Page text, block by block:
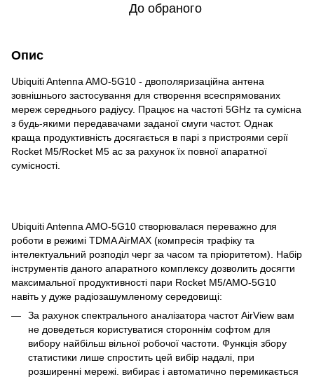
До обраного
Опис
Ubiquiti Antenna AMO-5G10 - двополяризаційна антена
зовнішнього застосування для створення всеспрямованих
мереж середнього радіусу. Працює на частоті 5GHz та сумісна
з будь-якими передавачами заданої смуги частот. Однак
краща продуктивність досягається в парі з пристроями серії
Rocket M5/Rocket M5 ac за рахунок їх повної апаратної
сумісності.
Ubiquiti Antenna AMO-5G10 створювалася переважно для
роботи в режимі TDMA AirMAX (компресія трафіку та
інтелектуальний розподіл черг за часом та пріоритетом). Набір
інструментів даного апаратного комплексу дозволить досягти
максимальної продуктивності пари Rocket M5/AMO-5G10
навіть у дуже радіозашумленому середовищі:
За рахунок спектрального аналізатора частот AirView вам
не доведеться користуватися стороннім софтом для
вибору найбільш вільної робочої частоти. Функція збору
статистики лише спростить цей вибір надалі, при
розширенні мережі. вибирає і автоматично перемикається